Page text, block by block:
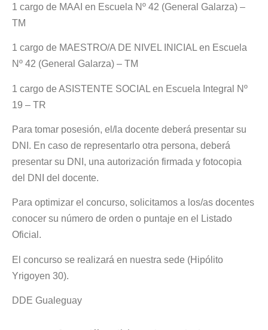
1 cargo de MAAI en Escuela Nº 42 (General Galarza) –
TM
1 cargo de MAESTRO/A DE NIVEL INICIAL en Escuela
Nº 42 (General Galarza) – TM
1 cargo de ASISTENTE SOCIAL en Escuela Integral Nº
19 – TR
Para tomar posesión, el/la docente deberá presentar su
DNI. En caso de representarlo otra persona, deberá
presentar su DNI, una autorización firmada y fotocopia
del DNI del docente.
Para optimizar el concurso, solicitamos a los/as docentes
conocer su número de orden o puntaje en el Listado
Oficial.
El concurso se realizará en nuestra sede (Hipólito
Yrigoyen 30).
DDE Gualeguay